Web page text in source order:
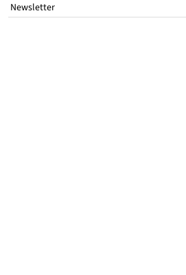
Newsletter